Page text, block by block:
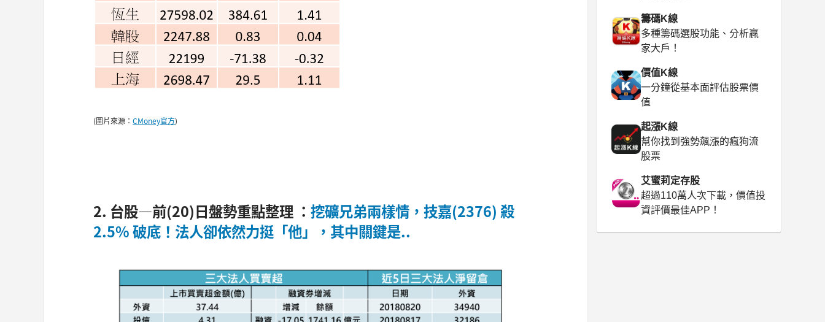
(圖片來源： CMoney官方)
2. 台股—前(20)日盤勢重點整理 ： 挖礦兄弟兩樣情，技嘉(2376) 殺
2.5% 破底！法人卻依然力挺「他」，其中關鍵是..
籌碼K線
多種籌碼選股功能、分析贏
家大戶！
價值K線
一分鐘從基本面評估股票價
值
起漲K線
幫你找到強勢飆漲的瘋狗流
股票
艾蜜莉定存股
超過110萬人次下載，價值投
資評價最佳APP！